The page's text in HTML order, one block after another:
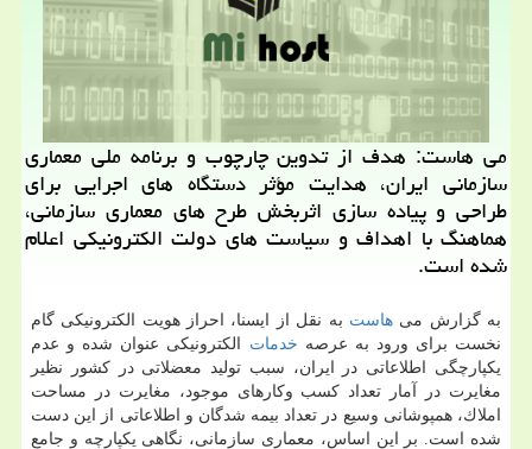
می هاست: هدف از تدوین چارچوب و برنامه ملی معماری
سازمانی ایران، هدایت مؤثر دستگاه های اجرایی برای
طراحی و پیاده سازی اثربخش طرح های معماری سازمانی،
هماهنگ با اهداف و سیاست های دولت الكترونیكی اعلام
شده است.
به گزارش میهاست به نقل از ایسنا، احراز هویت الكترونیكی گام
نخست برای ورود به عرصه خدمات الكترونیكی عنوان شده و عدم
یكپارچگی اطلاعاتی در ایران، سبب تولید معضلاتی در كشور نظیر
مغایرت در آمار تعداد كسب وكارهای موجود، مغایرت در مساحت
املاك، همپوشانی وسیع در تعداد بیمه شدگان و اطلاعاتی از این دست
شده است. بر این اساس، معماری سازمانی، نگاهی یكپارچه و جامع